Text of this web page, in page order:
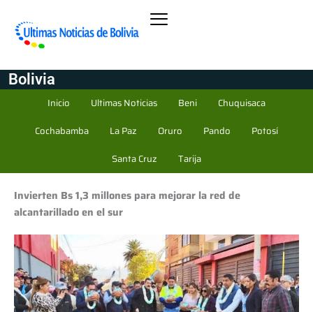
Bolivia
Inicio Ultimas Noticias Beni
Chuquisaca
Cochabamba
La Paz Oruro Pando
Potosí
Santa Cruz
Tarija
Invierten Bs 1,3 millones para mejorar la red de
alcantarillado en el sur